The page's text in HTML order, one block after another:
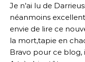
Je n’ai lu de
néanmoins
envie de lire ce
la mort,tapie en
Bravo pour ce blog,